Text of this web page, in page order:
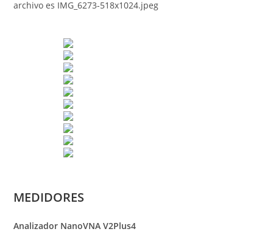
MEDIDORES
Analizador NanoVNA V2Plus4